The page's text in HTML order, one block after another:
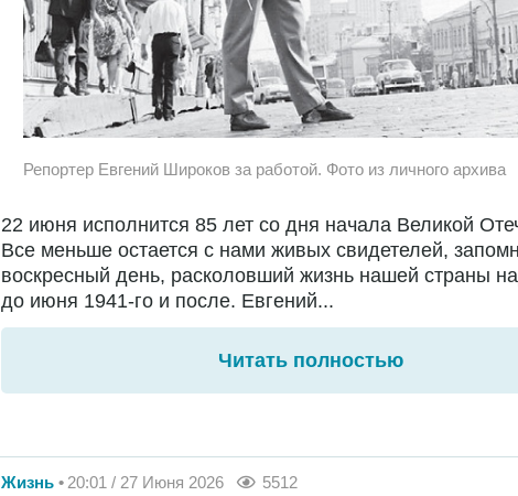
Репортер Евгений Широков за работой. Фото из личного архива
22 июня исполнится 85 лет со дня начала Великой
Все меньше остается с нами живых свидетелей,
воскресный день, расколовший жизнь нашей страны
до июня 1941-го и после. Евгений...
Читать полностью
Жизнь 20:01 / 27 Июня 2026 5512